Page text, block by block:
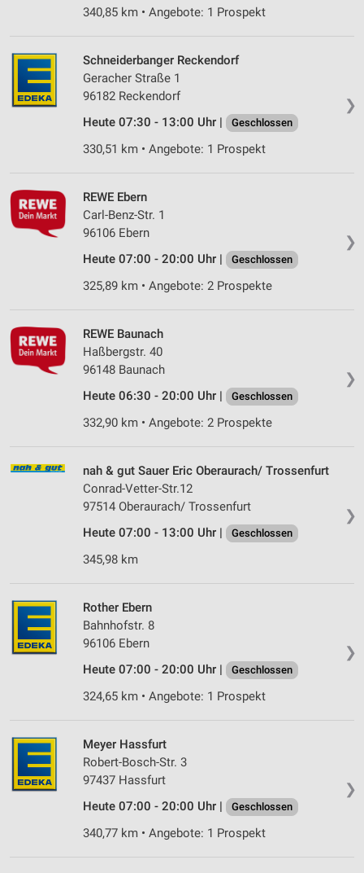
340,85 km • Angebote: 1 Prospekt
❯
Schneiderbanger Reckendorf
Geracher Straße 1
96182 Reckendorf
Heute 07:30 - 13:00 Uhr |
Geschlossen
330,51 km • Angebote: 1 Prospekt
❯
REWE Ebern
Carl-Benz-Str. 1
96106 Ebern
Heute 07:00 - 20:00 Uhr |
Geschlossen
325,89 km • Angebote: 2 Prospekte
❯
REWE Baunach
Haßbergstr. 40
96148 Baunach
Heute 06:30 - 20:00 Uhr |
Geschlossen
332,90 km • Angebote: 2 Prospekte
❯
nah & gut Sauer Eric Oberaurach/ Trossenfurt
Conrad-Vetter-Str.12
97514 Oberaurach/ Trossenfurt
Heute 07:00 - 13:00 Uhr |
Geschlossen
345,98 km
❯
Rother Ebern
Bahnhofstr. 8
96106 Ebern
Heute 07:00 - 20:00 Uhr |
Geschlossen
324,65 km • Angebote: 1 Prospekt
❯
Meyer Hassfurt
Robert-Bosch-Str. 3
97437 Hassfurt
Heute 07:00 - 20:00 Uhr |
Geschlossen
340,77 km • Angebote: 1 Prospekt